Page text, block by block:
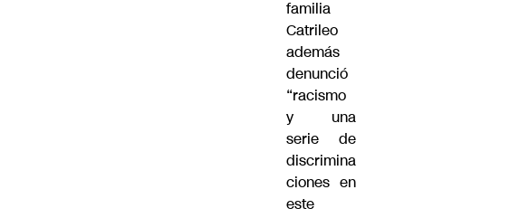
familia
Catrileo
además
denunció
“racismo
y una
serie de
discrimina
ciones en
este